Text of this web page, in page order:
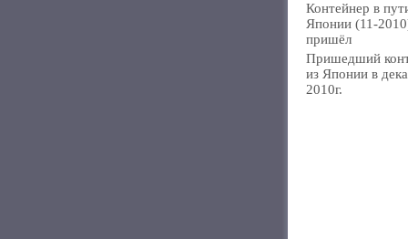
Контейнер в
Японии (11-
пришёл
Пришедший
из Японии в
2010г.